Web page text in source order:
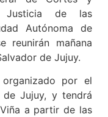
Justicia de las
Autónoma de
reunirán mañana
de Jujuy.
por el
de Jujuy, y tendrá
a partir de las